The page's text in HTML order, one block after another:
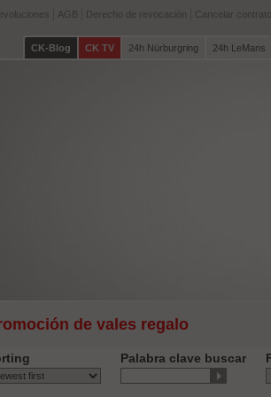
AGB Derecho de revocación Cancelar contrato
CK-Blog CK TV 24h Nürburgring 24h LeMans
de vales regalo
Palabra clave buscar